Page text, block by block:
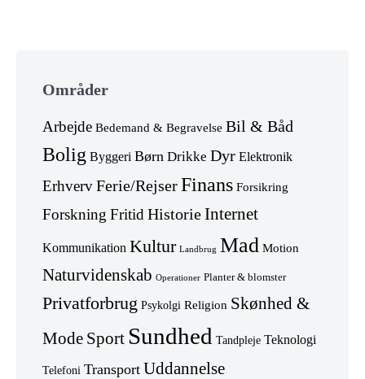
Områder
Arbejde Bedemand & Begravelse Bil & Båd
Bolig Byggeri Børn Drikke Dyr Elektronik
ErhvervFerie/RejserFinans Forsikring
Forskning Fritid HistorieInternet
Kommunikation Kultur Landbrug Mad Motion
Naturvidenskab Operationer Planter & blomster
Privatforbrug Psykolgi Religion Skønhed &
Mode Sport Sundhed Tandpleje Teknologi
Telefoni Transport Uddannelse